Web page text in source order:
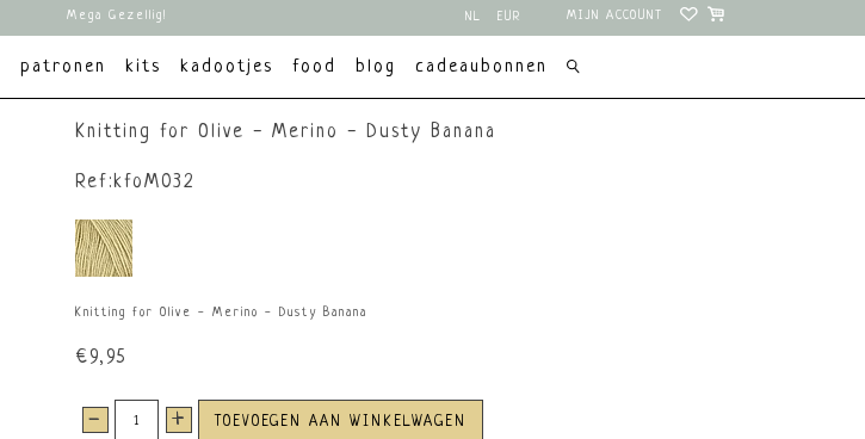
Mega Gezellig!
NL
EUR
MIJN ACCOUNT
patronen kits kadootjes food blog cadeaubonnen
Knitting for Olive - Merino - Dusty Banana
Ref:kfoM032
Knitting for Olive - Merino - Dusty Banana
€9,95
- + TOEVOEGEN AAN WINKELWAGEN